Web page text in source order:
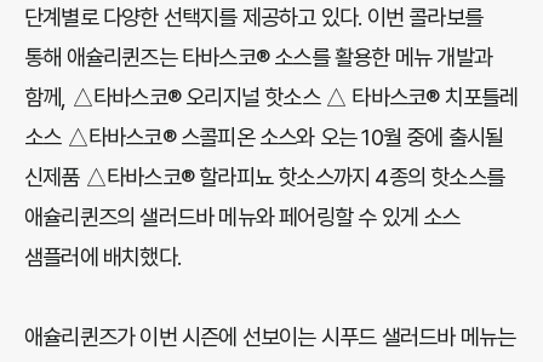
단계별로 다양한 선택지를 제공하고 있다. 이번 콜라보를
통해 애슐리퀸즈는 타바스코® 소스를 활용한 메뉴 개발과
함께, △타바스코® 오리지널 핫소스 △ 타바스코® 치포틀레
소스 △타바스코® 스콜피온 소스와 오는 10월 중에 출시될
신제품 △타바스코® 할라피뇨 핫소스까지 4종의 핫소스를
애슐리퀸즈의 샐러드바 메뉴와 페어링할 수 있게 소스
샘플러에 배치했다.
애슐리퀸즈가 이번 시즌에 선보이는 시푸드 샐러드바 메뉴는